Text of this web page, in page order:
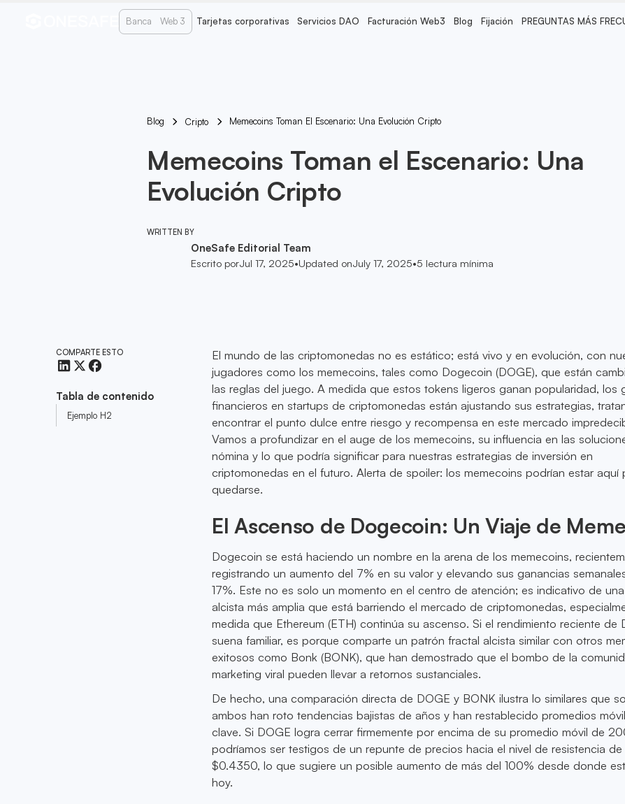
Banca Web 3 Tarjetas corporativas Servicios DAO Facturación Web3 Blog Fijación PREGUNTAS MÁS
Blog Cripto Memecoins Toman El Escenario: Una Evolución Cripto
Memecoins Toman el Escenario: Una
Evolución Cripto
WRITTEN BY
OneSafe Editorial Team
Escrito porJul 17, 2025•Updated onJuly 17, 2025•5 lectura mínima
COMPARTE ESTO
Tabla de contenido
Ejemplo H2
El mundo de las criptomonedas no es estático; está vivo y en evolución, con
jugadores como los memecoins, tales como Dogecoin (DOGE), que están
las reglas del juego. A medida que estos tokens ligeros ganan popularidad, los
financieros en startups de criptomonedas están ajustando sus estrategias,
encontrar el punto dulce entre riesgo y recompensa en este mercado
Vamos a profundizar en el auge de los memecoins, su influencia en las
nómina y lo que podría significar para nuestras estrategias de inversión en
criptomonedas en el futuro. Alerta de spoiler: los memecoins podrían estar aquí
quedarse.
El Ascenso de Dogecoin: Un Viaje de
Dogecoin se está haciendo un nombre en la arena de los memecoins,
registrando un aumento del 7% en su valor y elevando sus ganancias
17%. Este no es solo un momento en el centro de atención; es indicativo de
alcista más amplia que está barriendo el mercado de criptomonedas,
medida que Ethereum (ETH) continúa su ascenso. Si el rendimiento reciente de
suena familiar, es porque comparte un patrón fractal alcista similar con otros
exitosos como Bonk (BONK), que han demostrado que el bombo de la
marketing viral pueden llevar a retornos sustanciales.
De hecho, una comparación directa de DOGE y BONK ilustra lo similares que
ambos han roto tendencias bajistas de años y han restablecido promedios
clave. Si DOGE logra cerrar firmemente por encima de su promedio móvil de
podríamos ser testigos de un repunte de precios hacia el nivel de resistencia de
$0.4350, lo que sugiere un posible aumento de más del 100% desde donde
hoy.